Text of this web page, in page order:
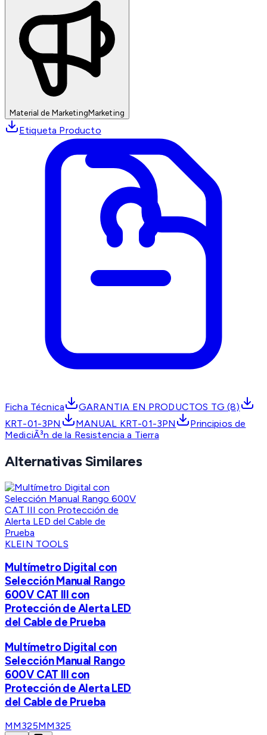
Material de MarketingMarketing
Etiqueta Producto
Ficha Técnica
GARANTIA EN PRODUCTOS TG (8)
KRT-01-3PN
MANUAL KRT-01-3PN
Principios de
MediciÃ³n de la Resistencia a Tierra
Alternativas Similares
KLEIN TOOLS
Multímetro Digital con
Selección Manual Rango
600V CAT III con
Protección de Alerta LED
del Cable de Prueba
Multímetro Digital con
Selección Manual Rango
600V CAT III con
Protección de Alerta LED
del Cable de Prueba
MM325MM325